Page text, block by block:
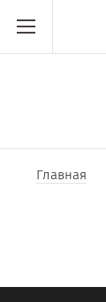
Главная